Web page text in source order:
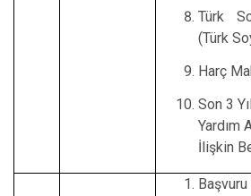
Türk
(Türk
Harç
Son 3
Yardım
İlişkin